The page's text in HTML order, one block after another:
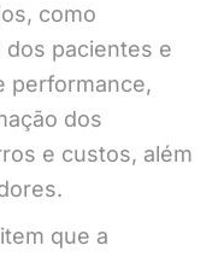
como
pacientes e
performance,
dos
e custos, além
que a